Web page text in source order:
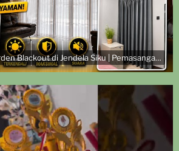
Vertical Sheer & Gorden Blackout di Jendela Siku | Pemasangan di Royal Park Residence